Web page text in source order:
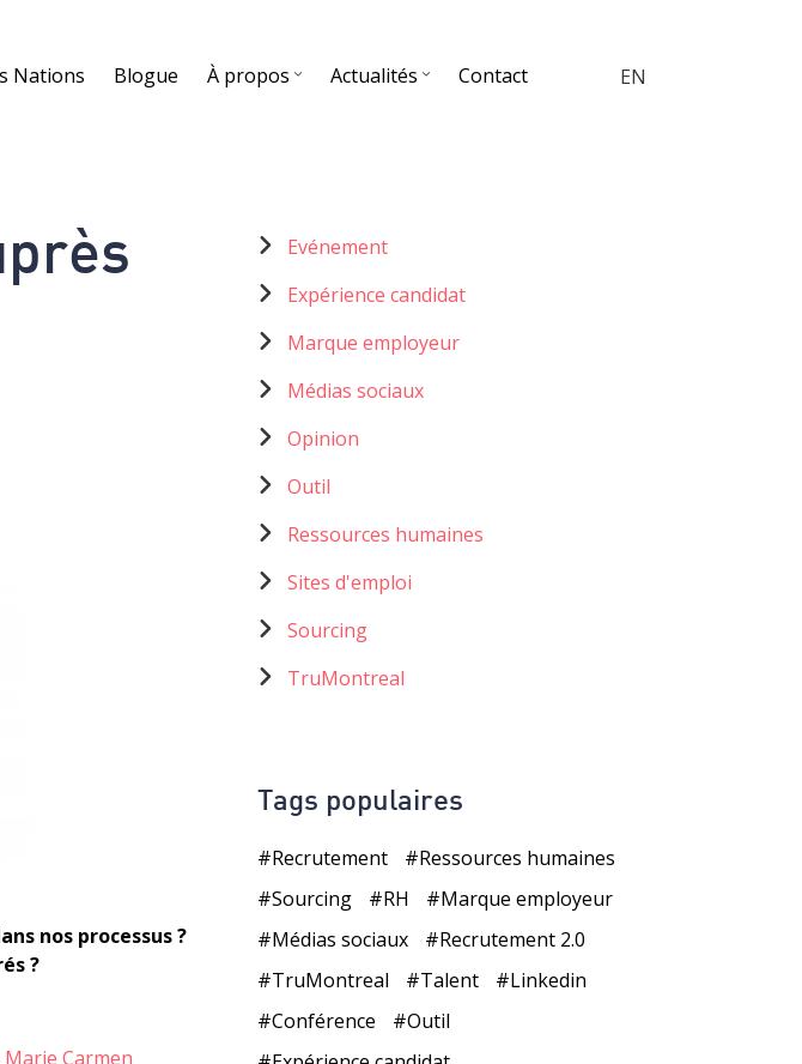
EN
Nations Blogue À propos Actualités Contact
nos processus ?
?
Marie Carmen
Menu
Evénement
Expérience candidat
Marque employeur
Médias sociaux
Opinion
Outil
Ressources humaines
Sites d'emploi
Sourcing
TruMontreal
Tags populaires
Recrutement
Ressources humaines
Sourcing
RH
Marque employeur
Médias sociaux
Recrutement 2.0
TruMontreal
Talent
Linkedin
Conférence
Outil